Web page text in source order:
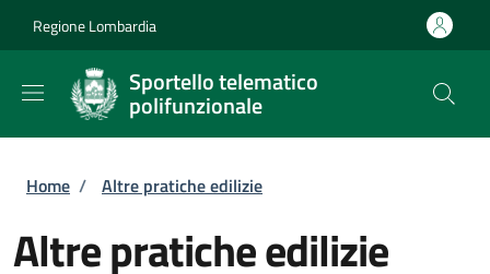
Regione Lombardia
Sportello telematico
polifunzionale
Briciole di pane
Home / Altre pratiche edilizie
Altre pratiche edilizie